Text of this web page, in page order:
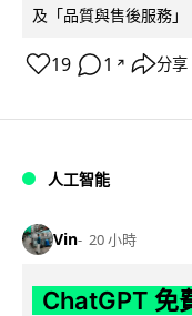
及「品質與售後服務」
19 1 ↗ 分享
人工智能
Vin 20 小時
ChatGPT 免